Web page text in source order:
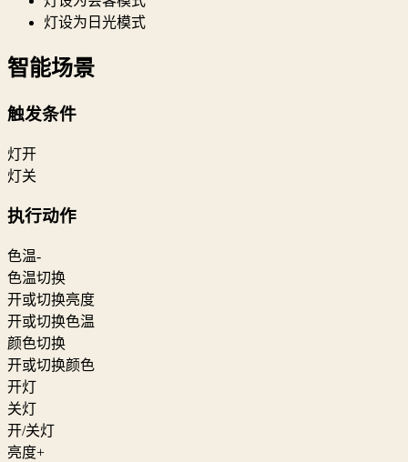
灯设为日光模式
智能场景
触发条件
灯开
灯关
执行动作
色温-
色温切换
开或切换亮度
开或切换色温
颜色切换
开或切换颜色
开灯
关灯
开/关灯
亮度+